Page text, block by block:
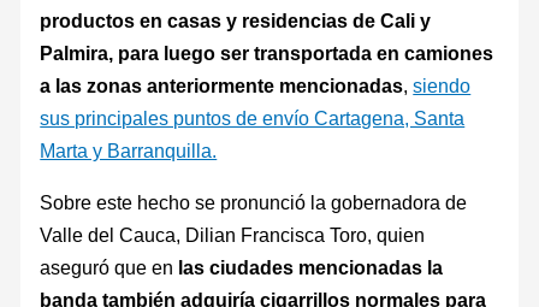
productos en casas y residencias de Cali y
Palmira, para luego ser transportada en camiones
a las zonas anteriormente mencionadas ,siendo
sus principales puntos de envío Cartagena, Santa
Marta y Barranquilla.
Sobre este hecho se pronunció la gobernadora de
Valle del Cauca, Dilian Francisca Toro, quien
aseguró que en las ciudades mencionadas la
banda también adquiría cigarrillos normales para